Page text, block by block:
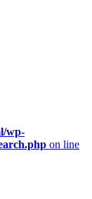
wp-
on line